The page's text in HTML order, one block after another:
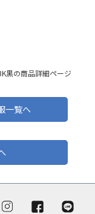
黒の商品詳細ページ
一覧へ